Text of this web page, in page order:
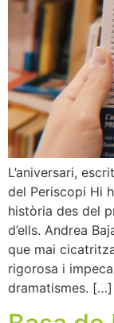
L’aniversari,
del Periscopi Hi
història des del
d’ells. Andrea
que mai
rigorosa i
dramatismes. […]